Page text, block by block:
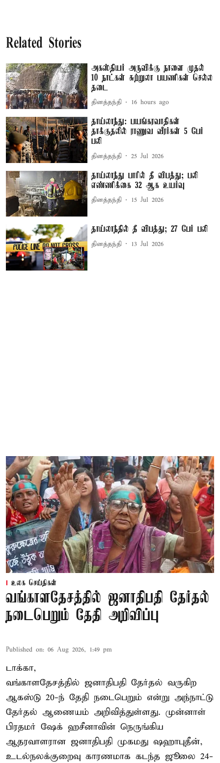
Related Stories
அகஸ்தியர் அருவிக்கு நாளை முதல்
10 நாட்கள் சுற்றுலா பயணிகள் செல்ல
தடை
தினத்தந்தி 16 hours ago
தாய்லாந்து: பயங்கரவாதிகள்
தாக்குதலில் ராணுவ வீரர்கள் 5 பேர்
பலி
தினத்தந்தி 25 Jul 2026
தாய்லாந்து பாரில் தீ விபத்து; பலி
எண்ணிக்கை 32 ஆக உயர்வு
தினத்தந்தி 15 Jul 2026
தாய்லாந்தில் தீ விபத்து; 27 பேர் பலி
தினத்தந்தி 13 Jul 2026
உலக செய்திகள்
வங்காளதேசத்தில் ஜனாதிபதி தேர்தல்
நடைபெறும் தேதி அறிவிப்பு
Published on: 06 Aug 2026, 1:49 pm
டாக்கா,
வங்காளதேசத்தில் ஜனாதிபதி தேர்தல் வருகிற
ஆகஸ்டு 20-ந் தேதி நடைபெறும் என்று அந்நாட்டு
தேர்தல் ஆணையம் அறிவித்துள்ளது. முன்னாள்
பிரதமர் ஷேக் ஹசீனாவின் நெருங்கிய
ஆதரவாளரான ஜனாதிபதி முகமது ஷஹாபுதீன்,
உடல்நலக்குறைவு காரணமாக கடந்த ஜூலை 24-